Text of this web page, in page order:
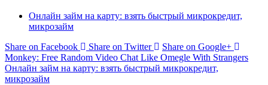
Онлайн займ на карту: взять быстрый микрокредит,
микрозайм
Share on Facebook
Share on Twitter
Share on Google+
Monkey: Free Random Video Chat Like Omegle With Strangers
Онлайн займ на карту: взять быстрый микрокредит,
микрозайм